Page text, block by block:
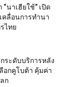
นาเฮียใช้” เปิด
คลื่อนการทำนา
ไทย
ระดับบริการหลัง
อกคูโบต้า คุ้มค่า
ก